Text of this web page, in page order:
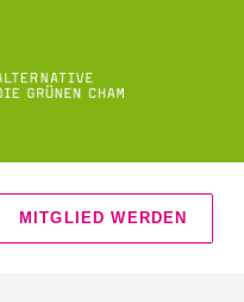
MITGLIED WERDEN